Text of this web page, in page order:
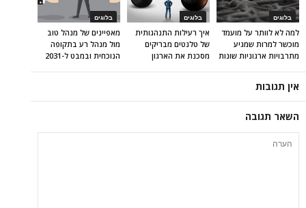
בלוגים
מאפיינים של מנהל טוב
מול מנהל רע בתקופה
הנוכחית ובמבט ל-2031
בלוגים
איך רעילות התנהגותית
של טלנטים מבריקים
מסכנת את הארגון
בלוגים
למה לא לוותר על מועמד
מוכשר למרות שמגיע
מתרבויות ארגוניות שונות
אין תגובות
השאר תגובה